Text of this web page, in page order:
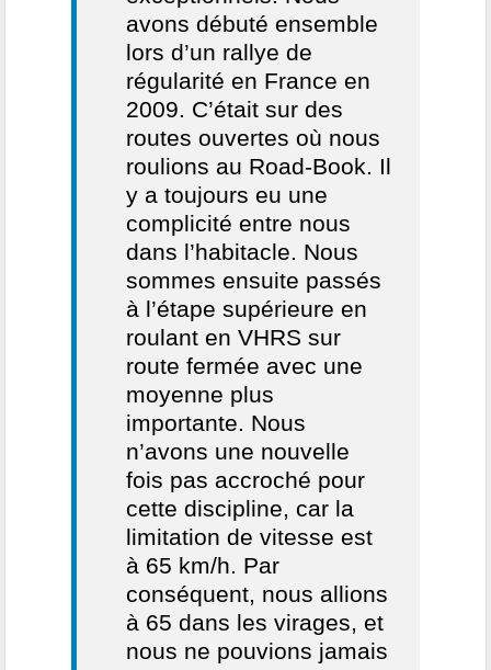
avons débuté ensemble
lors d’un rallye de
régularité en France en
2009. C’était sur des
routes ouvertes où nous
roulions au Road-Book. Il
y a toujours eu une
complicité entre nous
dans l’habitacle. Nous
sommes ensuite passés
à l’étape supérieure en
roulant en VHRS sur
route fermée avec une
moyenne plus
importante. Nous
n’avons une nouvelle
fois pas accroché pour
cette discipline, car la
limitation de vitesse est
à 65 km/h. Par
conséquent, nous allions
à 65 dans les virages, et
nous ne pouvions jamais